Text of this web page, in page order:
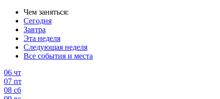
Чем заняться:
Сегодня
Завтра
Эта неделя
Следующая неделя
Все события и места
06 чт
07 пт
08 сб